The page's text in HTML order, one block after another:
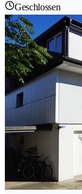
Geschlossen